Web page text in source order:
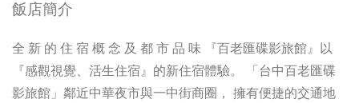
飯店簡介
全 新 的 住 宿 概 念 及 都 市 品 味 『百老匯碟影旅館』以
『感觀視覺、活生住宿』的新住宿體驗。 「台中百老匯碟
影旅館」鄰近中華夜市與一中街商圈， 擁有便捷的交通地